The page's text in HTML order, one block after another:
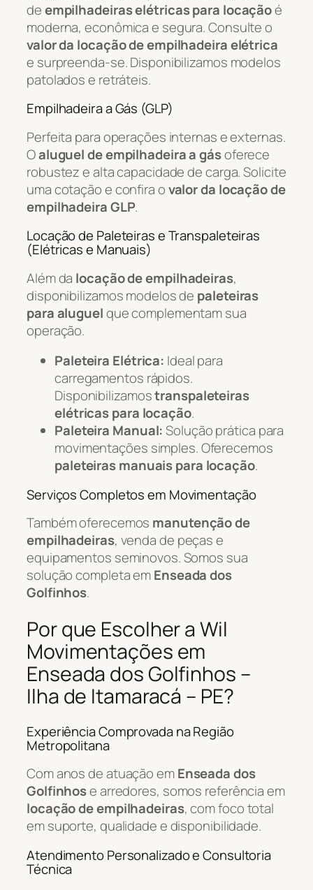
deempilhadeiras elétricas para locaçãoé
moderna, econômica e segura. Consulte o
valor da locação de empilhadeira elétrica
e surpreenda-se. Disponibilizamos modelos
patolados e retráteis.
Empilhadeira a Gás (GLP)
Perfeita para operações internas e externas.
Oaluguel de empilhadeira a gásoferece
robustez e alta capacidade de carga. Solicite
uma cotação e confira ovalor da locação de
empilhadeira GLP.
Locação de Paleteiras e Transpaleteiras
(Elétricas e Manuais)
Além da locação de empilhadeiras,
disponibilizamos modelos de paleteiras
para aluguelque complementam sua
operação.
Paleteira Elétrica: Ideal para
carregamentos rápidos.
Disponibilizamostranspaleteiras
elétricas para locação.
Paleteira Manual:Solução prática para
movimentações simples. Oferecemos
paleteiras manuais para locação.
Serviços Completos em Movimentação
Também oferecemos manutenção de
empilhadeiras, venda de peças e
equipamentos seminovos. Somos sua
solução completa emEnseada dos
Golfinhos.
Por que Escolher a Wil
Movimentações em
Enseada dos Golfinhos –
Ilha de Itamaracá – PE?
Experiência Comprovada na Região
Metropolitana
Com anos de atuação emEnseada dos
Golfinhose arredores, somos referência em
locação de empilhadeiras, com foco total
em suporte, qualidade e disponibilidade.
Atendimento Personalizado e Consultoria
Técnica